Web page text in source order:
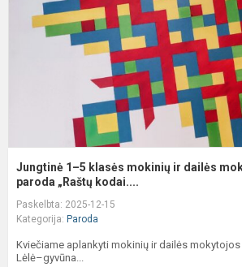
Jungtinė 1–5 klasės mokinių ir dailės
paroda „Raštų kodai....
Paskelbta: 2025-12-15
Kategorija: Paroda
Kviečiame aplankyti mokinių ir dailės
Lėlė–gyvūna...